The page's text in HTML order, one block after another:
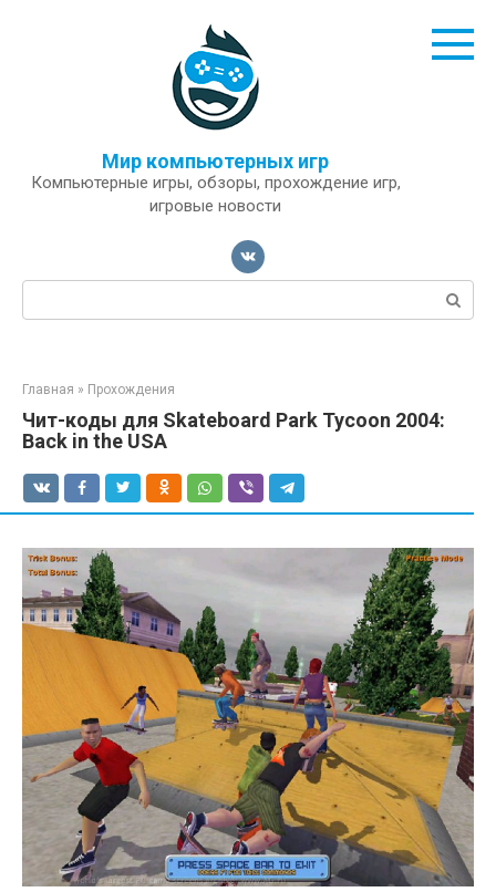
Мир компьютерных игр
Компьютерные игры, обзоры, прохождение игр,
игровые новости
Поиск:
Главная » Прохождения
Чит-коды для Skateboard Park Tycoon 2004:
Back in the USA